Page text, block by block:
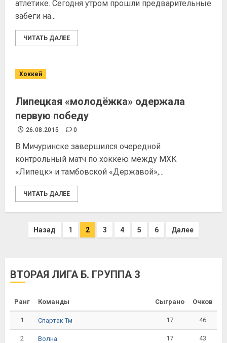
атлетике. Сегодня утром прошли предварительные
забеги на...
ЧИТАТЬ ДАЛЕЕ
Хоккей
Липецкая «молодёжка» одержала
первую победу
26.08.2015 0
В Мичуринске завершился очередной
контрольный матч по хоккею между МХК
«Липецк» и тамбовской «Державой»,...
ЧИТАТЬ ДАЛЕЕ
Назад 1 2 3 4 5 6 Далее
ВТОРАЯ ЛИГА Б. ГРУППА 3
Ранг Команды Сыграно Очков
1 Спартак Тм 17 46
2 Волна 17 43